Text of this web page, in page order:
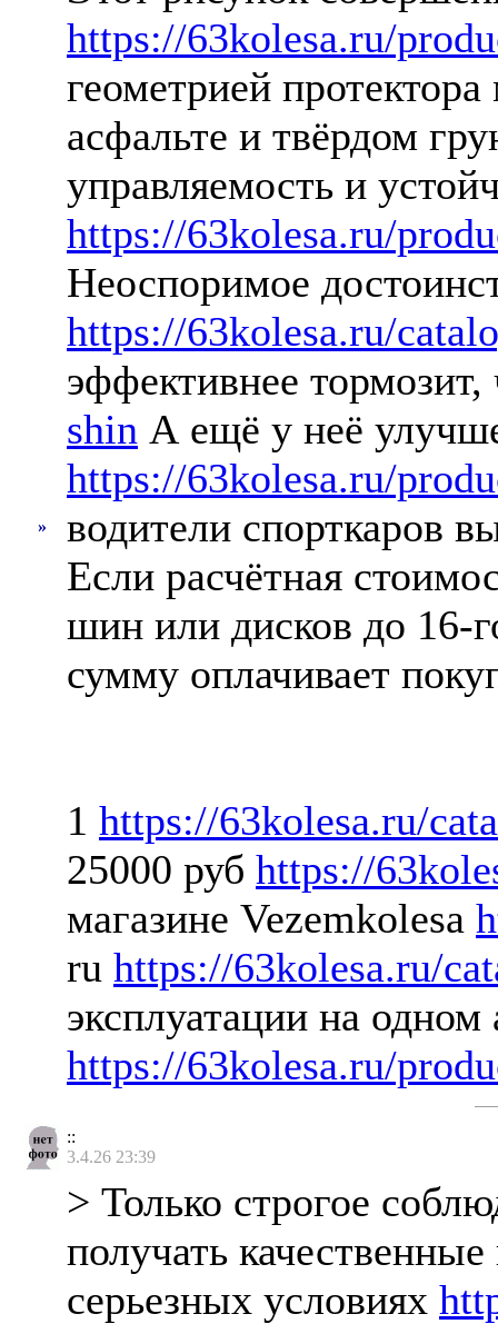
»
https://63kolesa.ru/
геометрией
асфальте и твёрдом
управляемость и
https://63kolesa.ru/
Неоспоримое
https://63kolesa.ru/
эффективнее
shin А ещё у неё
https://63kolesa.ru/
водители спорткаров
Если расчётная
шин или дисков до 16-
сумму оплачивает
1 https://63kolesa.ru/
25000 руб https://
магазине Vezemkolesa
ru https://63kolesa.ru/
эксплуатации на одном
https://63kolesa.ru/
::
3.4.26 23:39
> Только строгое
получать
серьезных условиях